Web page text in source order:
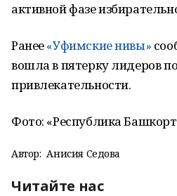
активной фазе
Ранее«Уфимские нивы»
вошла в пятерку лидеров
привлекательности.
Фото: «Республика
Автор: Анисия Седова
Читайте нас